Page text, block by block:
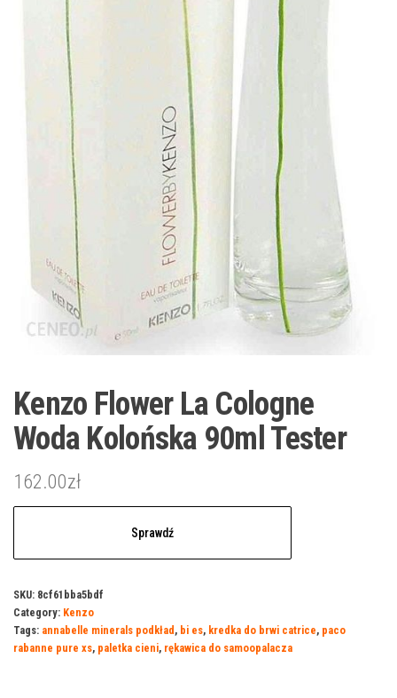
Kenzo Flower La Cologne
Woda Kolońska 90ml Tester
162.00zł
Sprawdź
SKU: 8cf61bba5bdf
Category: Kenzo
Tags: annabelle minerals podkład , bi es, kredka do brwi catrice, paco
rabanne pure xs, paletka cieni, rękawica do samoopalacza